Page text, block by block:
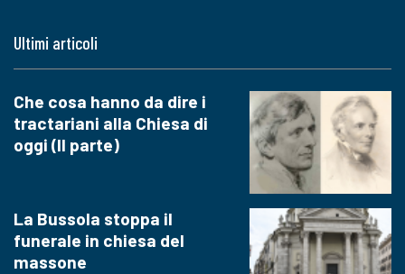
Ultimi articoli
Che cosa hanno da dire i
tractariani alla Chiesa di
oggi (II parte)
La Bussola stoppa il
funerale in chiesa del
massone